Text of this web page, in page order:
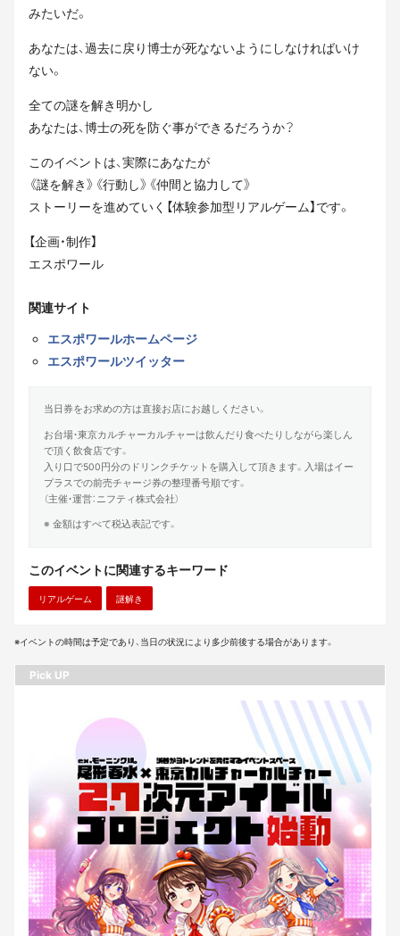
みたいだ。
あなたは、過去に戻り博士が死なないようにしなければいけ
ない。
全ての謎を解き明かし
あなたは、博士の死を防ぐ事ができるだろうか？
このイベントは、実際にあなたが
《謎を解き》《行動し》《仲間と協力して》
ストーリーを進めていく【体験参加型リアルゲーム】です。
【企画・制作】
エスポワール
関連サイト
エスポワールホームページ
エスポワールツイッター
当日券をお求めの方は直接お店にお越しください。
お台場・東京カルチャーカルチャーは飲んだり食べたりしながら楽しん
で頂く飲食店です。
入り口で500円分のドリンクチケットを購入して頂きます。入場はイー
プラスでの前売チャージ券の整理番号順です。
（主催・運営：ニフティ株式会社）
※ 金額はすべて税込表記です。
このイベントに関連するキーワード
リアルゲーム 謎解き
※イベントの時間は予定であり、当日の状況により多少前後する場合があります。
Pick UP